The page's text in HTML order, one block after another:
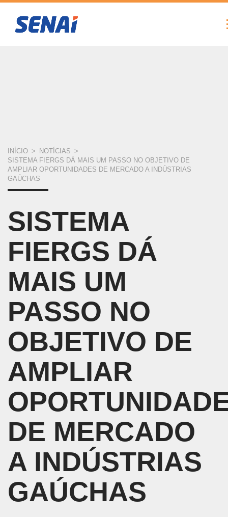
VOCÊ
ESTÁ
AQUI
INÍCIO > NOTÍCIAS >
SISTEMA FIERGS DÁ MAIS UM PASSO NO OBJETIVO DE
AMPLIAR OPORTUNIDADES DE MERCADO A INDÚSTRIAS
GAÚCHAS
SISTEMA
FIERGS DÁ
MAIS UM
PASSO NO
OBJETIVO DE
AMPLIAR
DE MERCADO
A INDÚSTRIAS
GAÚCHAS